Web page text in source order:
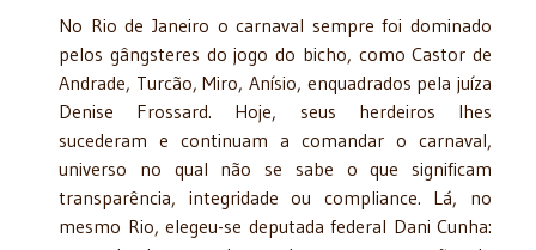
No Rio de Janeiro o carnaval sempre foi dominado
pelos gângsteres do jogo do bicho, como Castor de
Andrade, Turcão, Miro, Anísio, enquadrados pela juíza
Denise Frossard. Hoje, seus herdeiros lhes
sucederam e continuam a comandar o carnaval,
universo no qual não se sabe o que significam
transparência, integridade ou compliance. Lá, no
mesmo Rio, elegeu-se deputada federal Dani Cunha: